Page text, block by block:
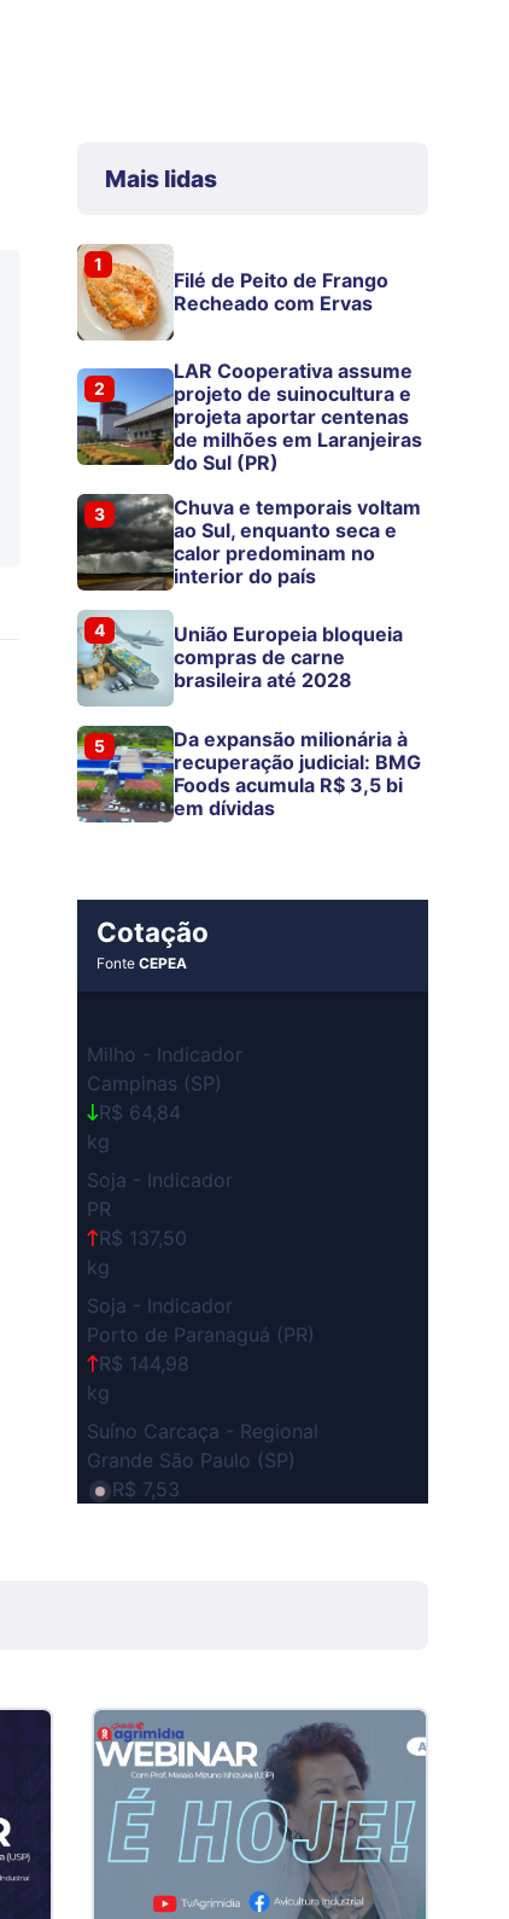
Mais lidas
1
Filé de Peito de Frango
Recheado com Ervas
2
LAR Cooperativa assume
projeto de suinocultura e
projeta aportar centenas
de milhões em Laranjeiras
do Sul (PR)
3
Chuva e temporais voltam
ao Sul, enquanto seca e
calor predominam no
interior do país
4
União Europeia bloqueia
compras de carne
brasileira até 2028
5
Da expansão milionária à
recuperação judicial: BMG
Foods acumula R$ 3,5 bi
em dívidas
Cotação
FonteCEPEA
Milho - Indicador
Campinas (SP)
R$ 64,84
kg
Soja - Indicador
PR
R$ 137,50
kg
Soja - Indicador
Porto de Paranaguá (PR)
R$ 144,98
kg
Suíno Carcaça - Regional
Grande São Paulo (SP)
R$ 7,53
MG
R$ 5,05
kg
Suíno - Estadual
PR
R$ 4,53